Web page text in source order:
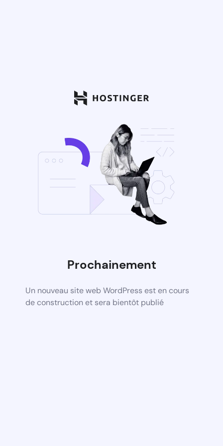
Prochainement
Un nouveau site web WordPress est en cours
de construction et sera bientôt publié